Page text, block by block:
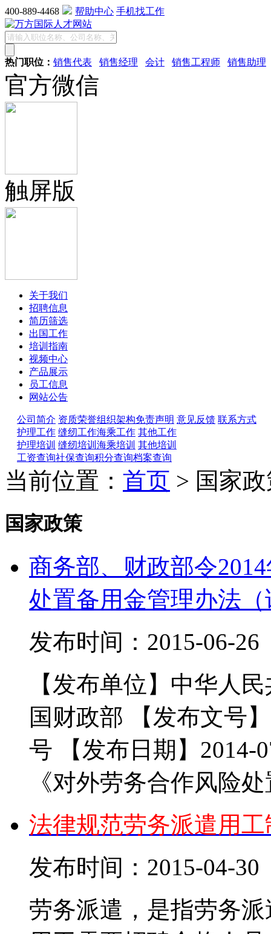
400-889-4468 帮助中心 手机找工作
热门职位： 销售代表 销售经理 会计 销售工程师 销售助理
官方微信
触屏版
关于我们
招聘信息
简历筛选
出国工作
培训指南
视频中心
产品展示
员工信息
网站公告
公司简介 资质荣誉组织架构免责声明 意见反馈 联系方式
护理工作 缝纫工作海乘工作 其他工作
护理培训 缝纫培训 海乘培训 其他培训
工资查询社保查询积分查询档案查询
当前位置： 首页 > 国家
国家政策
商务部、财政部令
处置备用金管理办法（
发布时间：2015-
【发布单位】中华人
国财政部 【发布文号
号 【发布日期】2014-
《对外劳务合作风险
法律规范劳务派遣用工
发布时间：2015-
劳务派遣，是指劳务